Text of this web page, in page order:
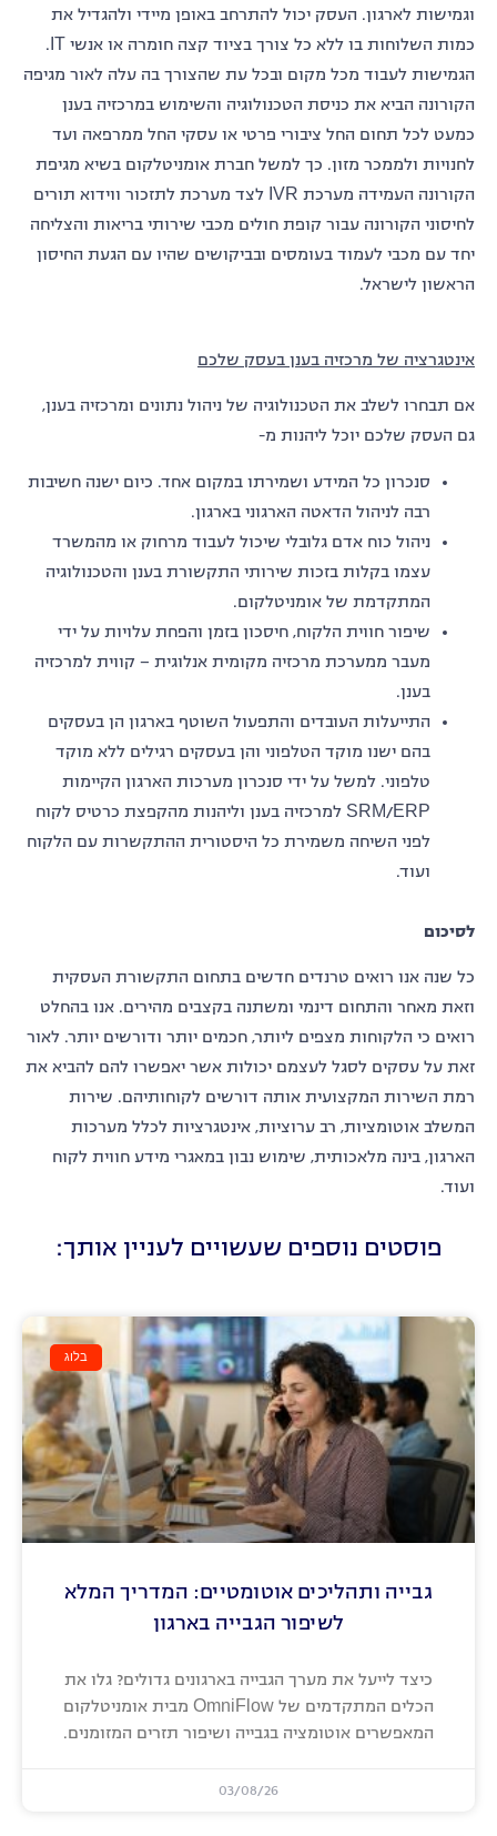
וגמישות לארגון. העסק יכול להתרחב באופן מיידי ולהגדיל את
כמות השלוחות בו ללא כל צורך בציוד קצה חומרה או אנשי IT.
הגמישות לעבוד מכל מקום ובכל עת שהצורך בה עלה לאור מגיפה
הקורונה הביא את כניסת הטכנולוגיה והשימוש במרכזיה בענן
כמעט לכל תחום החל ציבורי פרטי או עסקי החל ממרפאה ועד
לחנויות ולממכר מזון. כך למשל חברת אומניטלקום בשיא מגיפת
הקורונה העמידה מערכת IVR לצד מערכת לתזכור ווידוא תורים
לחיסוני הקורונה עבור קופת חולים מכבי שירותי בריאות והצליחה
יחד עם מכבי לעמוד בעומסים ובביקושים שהיו עם הגעת החיסון
הראשון לישראל.
אינטגרציה של מרכזיה בענן בעסק שלכם
אם תבחרו לשלב את הטכנולוגיה של ניהול נתונים ומרכזיה בענן,
גם העסק שלכם יוכל ליהנות מ-
סנכרון כל המידע ושמירתו במקום אחד. כיום ישנה חשיבות
רבה לניהול הדאטה הארגוני בארגון.
ניהול כוח אדם גלובלי שיכול לעבוד מרחוק או מהמשרד
עצמו בקלות בזכות שירותי התקשורת בענן והטכנולוגיה
המתקדמת של אומניטלקום.
שיפור חווית הלקוח, חיסכון בזמן והפחת עלויות על ידי
מעבר ממערכת מרכזיה מקומית אנלוגית – קווית למרכזיה
בענן.
התייעלות העובדים והתפעול השוטף בארגון הן בעסקים
בהם ישנו מוקד הטלפוני והן בעסקים רגילים ללא מוקד
טלפוני. למשל על ידי סנכרון מערכות הארגון הקיימות
SRM/ERP למרכזיה בענן וליהנות מהקפצת כרטיס לקוח
לפני השיחה משמירת כל היסטורית ההתקשרות עם הלקוח
ועוד.
לסיכום
כל שנה אנו רואים טרנדים חדשים בתחום התקשורת העסקית
וזאת מאחר והתחום דינמי ומשתנה בקצבים מהירים. אנו בהחלט
רואים כי הלקוחות מצפים ליותר, חכמים יותר ודורשים יותר. לאור
זאת על עסקים לסגל לעצמם יכולות אשר יאפשרו להם להביא את
רמת השירות המקצועית אותה דורשים לקוחותיהם. שירות
המשלב אוטומציות, רב ערוציות, אינטגרציות לכלל מערכות
הארגון, בינה מלאכותית, שימוש נבון במאגרי מידע חווית לקוח
ועוד.
פוסטים נוספים שעשויים לעניין אותך:
בלוג
גבייה ותהליכים אוטומטיים: המדריך המלא
לשיפור הגבייה בארגון
כיצד לייעל את מערך הגבייה בארגונים גדולים? גלו את
הכלים המתקדמים של OmniFlow מבית אומניטלקום
המאפשרים אוטומציה בגבייה ושיפור תזרים המזומנים.
03/08/26